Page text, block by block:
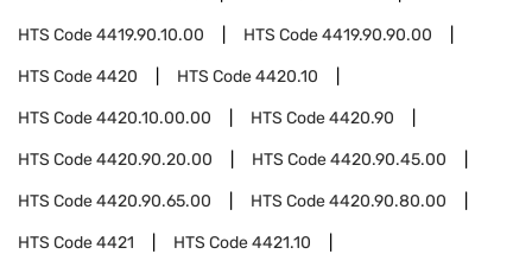
HTS Code4419.90.10.00 HTS Code4419.90.90.00
HTS Code4420 HTS Code4420.10
HTS Code4420.10.00.00 HTS Code4420.90
HTS Code4420.90.20.00 HTS Code4420.90.45.00
HTS Code4420.90.65.00 HTS Code4420.90.80.00
HTS Code4421 HTS Code4421.10